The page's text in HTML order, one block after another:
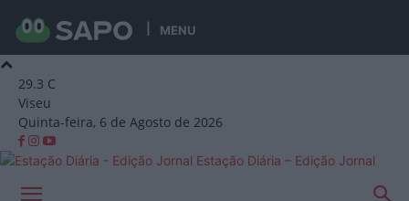
MENU
29.3 C
Viseu
Quinta-feira, 6 de Agosto de 2026
Estação Diária – Edição Jornal